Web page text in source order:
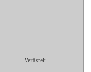
Verästelt